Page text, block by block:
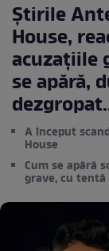
Știrile
House,
acuzațiile
se apără,
A început
House
Cum se apără
grave, cu tentă